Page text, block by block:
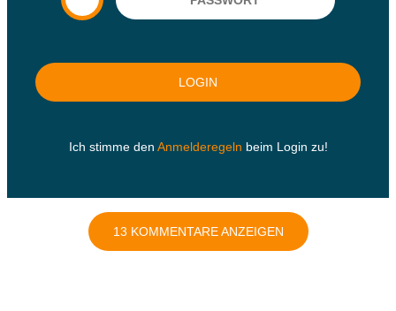
Ich stimme den Anmelderegeln beim Login zu!
13 KOMMENTARE ANZEIGEN